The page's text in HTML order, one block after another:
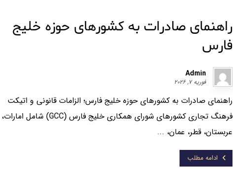
راهنمای صادرات به کشورهای حوزه خلیج
فارس
Admin
فوریه ۷, ۲۰۲۶
راهنمای صادرات به کشورهای حوزه خلیج فارس؛ الزامات قانونی و اتیکت
فرهنگ تجاری کشورهای شورای همکاری خلیج فارس (GCC) شامل امارات،
عربستان، قطر، عمان، ...
ادامه مطلب